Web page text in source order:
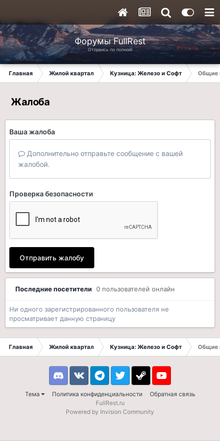
Форумы FullRest
Оторвись по полной!
Главная Жилой квартал Кузница: Железо и Софт Общие
Жалоба
Ваша жалоба
Дополнительно отправьте сообщение с вашей
жалобой.
Проверка безопасности
Отправить жалобу
Последние посетители 0 пользователей онлайн
Ни одного зарегистрированного пользователя не
просматривает данную страницу
Главная Жилой квартал Кузница: Железо и Софт Общие
Тема Политика конфиденциальности Обратная связь
DiscordVK TelegramTwitter Steam Youtube
FullRest.ru
Powered by Invision Community